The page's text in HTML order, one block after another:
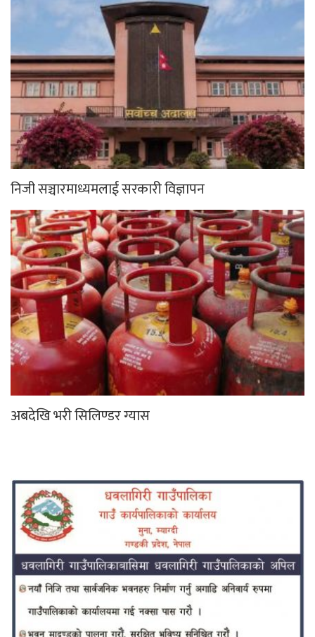
निजी सञ्चारमाध्यमलाई सरकारी विज्ञापन
अबदेखि भरी सिलिण्डर ग्यास